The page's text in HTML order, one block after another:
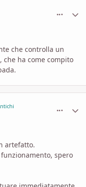
che controlla un
che ha come compito
artefatto.
spero